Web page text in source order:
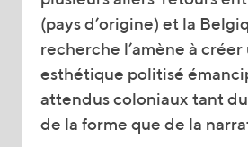
(pays d’origine) et la
recherche l’amène à créer
esthétique politisé
attendus coloniaux tant
de la forme que de la